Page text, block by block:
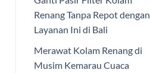
Renang Tanpa Repot dengan
Layanan Ini di Bali
Merawat Kolam Renang di
Musim Kemarau Cuaca